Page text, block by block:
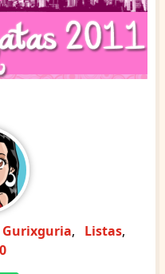
Gurixguria, Listas,